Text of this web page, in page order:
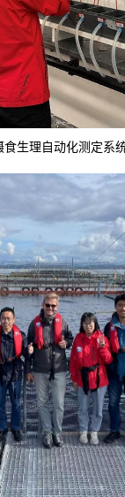
食生理自动化测定系